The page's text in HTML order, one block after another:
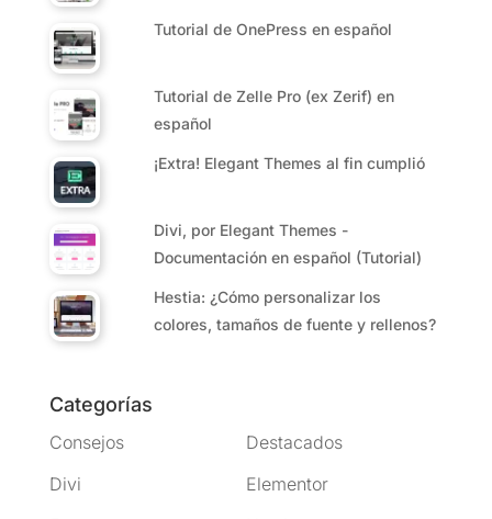
Tutorial de OnePress en español
Tutorial de Zelle Pro (ex Zerif) en
español
¡Extra! Elegant Themes al fin cumplió
Divi, por Elegant Themes -
Documentación en español (Tutorial)
Hestia: ¿Cómo personalizar los
colores, tamaños de fuente y rellenos?
Categorías
Consejos
Destacados
Divi
Elementor